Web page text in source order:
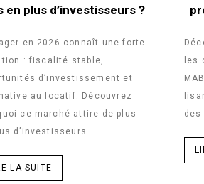
en plus d’investisseurs ?
en 2026 connaît une forte
: fiscalité stable,
d’investissement et
au locatif. Découvrez
ce marché attire de plus
d’investisseurs.
LA SUITE
les
des